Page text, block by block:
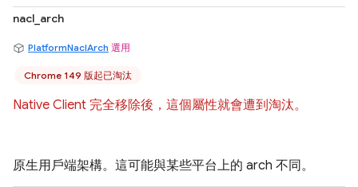
nacl_arch
PlatformNaclArch 選用
Chrome 149 版起已淘汰
Native Client 完全移除後，這個屬性就會遭到淘汰。
原生用戶端架構。這可能與某些平台上的 arch 不同。